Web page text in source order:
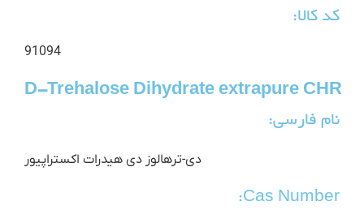
کد کالا:
91094
D-Trehalose Dihydrate extrapure CHR
نام فارسی:
دی-ترهالوز دی هیدرات اکستراپیور
Cas Number: